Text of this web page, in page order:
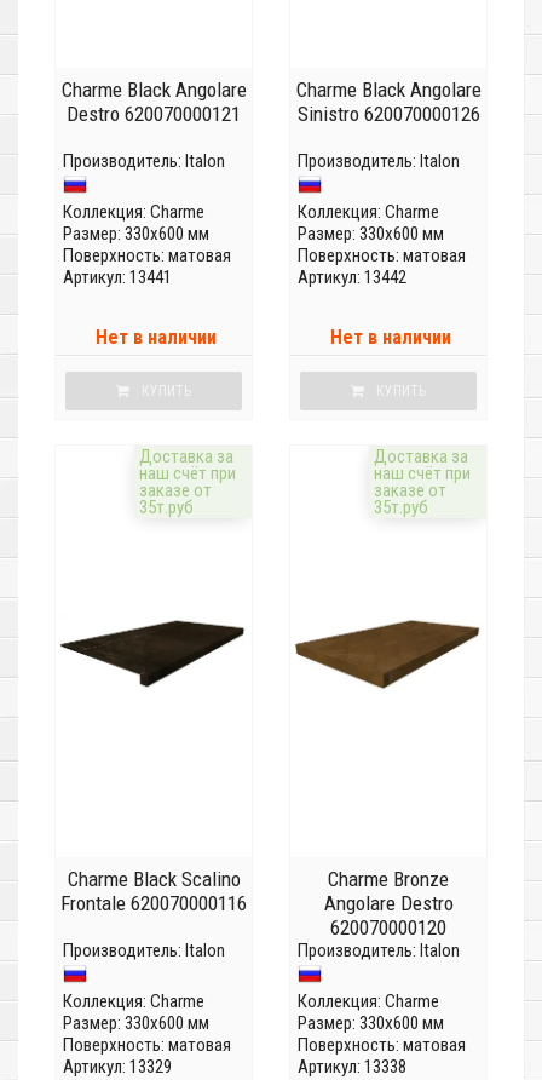
Charme Black Angolare
Destro 620070000121
Производитель: Italon
Коллекция: Charme
Размер: 330x600 мм
Поверхность: матовая
Артикул: 13441
Нет в наличии
КУПИТЬ
Charme Black Angolare
Sinistro 620070000126
Производитель: Italon
Коллекция: Charme
Размер: 330x600 мм
Поверхность: матовая
Артикул: 13442
Нет в наличии
КУПИТЬ
Доставка за
наш счёт при
заказе от
35т.руб
Charme Black Scalino
Frontale 620070000116
Производитель: Italon
Коллекция: Charme
Размер: 330x600 мм
Поверхность: матовая
Артикул: 13329
Доставка за
наш счёт при
заказе от
35т.руб
Charme Bronze
Angolare Destro
620070000120
Производитель: Italon
Коллекция: Charme
Размер: 330x600 мм
Поверхность: матовая
Артикул: 13338